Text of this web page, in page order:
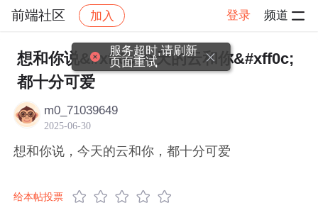
前端社区 加入 登录 频道
社区 前端社区 感慨 帖子详情
想和你说&#xff0c;今天的云和你&#xff0c;
都十分可爱
m0_71039649
2025-06-30
想和你说，今天的云和你，都十分可爱
给本帖投票
服务超时,请刷新
页面重试